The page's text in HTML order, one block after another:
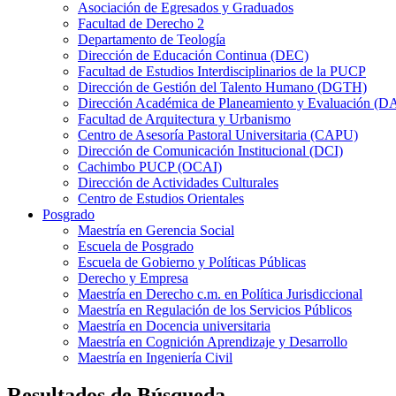
Asociación de Egresados y Graduados
Facultad de Derecho 2
Departamento de Teología
Dirección de Educación Continua (DEC)
Facultad de Estudios Interdisciplinarios de la PUCP
Dirección de Gestión del Talento Humano (DGTH)
Dirección Académica de Planeamiento y Evaluación
Facultad de Arquitectura y Urbanismo
Centro de Asesoría Pastoral Universitaria (CAPU)
Dirección de Comunicación Institucional (DCI)
Cachimbo PUCP (OCAI)
Dirección de Actividades Culturales
Centro de Estudios Orientales
Posgrado
Maestría en Gerencia Social
Escuela de Posgrado
Escuela de Gobierno y Políticas Públicas
Derecho y Empresa
Maestría en Derecho c.m. en Política Jurisdiccional
Maestría en Regulación de los Servicios Públicos
Maestría en Docencia universitaria
Maestría en Cognición Aprendizaje y Desarrollo
Maestría en Ingeniería Civil